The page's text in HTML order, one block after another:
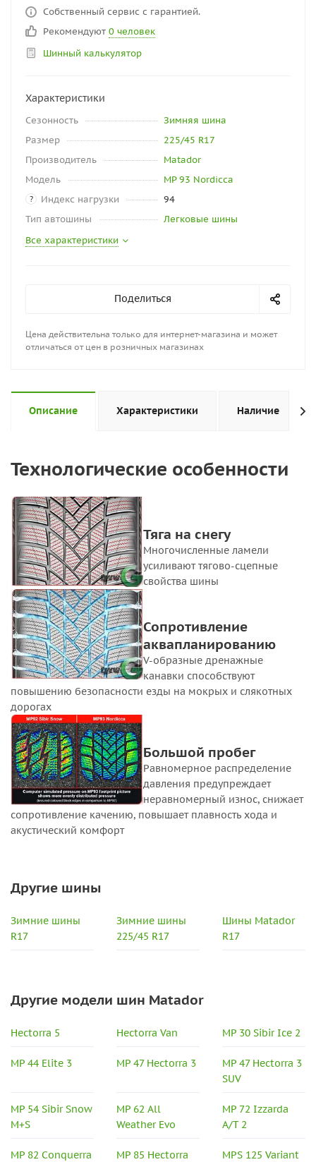
Собственный сервис с гарантией.
Рекомендуют 0 человек
Шинный калькулятор
Характеристики
Сезонность
Зимняя шина
Размер
225/45 R17
Производитель
Matador
Модель
MP 93 Nordicca
? Индекс нагрузки
94
Тип автошины
Легковые шины
Все характеристики
Поделиться
Цена действительна только для интернет-магазина и может
отличаться от цен в розничных магазинах
Описание Характеристики Наличие
Технологические особенности
Тяга на снегу
Многочисленные ламели
усиливают тягово-сцепные
свойства шины
Сопротивление
аквапланированию
V-образные дренажные
канавки способствуют
повышению безопасности езды на мокрых и слякотных
дорогах
Большой пробег
Равномерное распределение
давления предупреждает
неравномерный износ, снижает
сопротивление качению, повышает плавность хода и
акустический комфорт
Другие шины
Зимние шины
R17
Зимние шины
225/45 R17
Шины Matador
R17
Другие модели шин Matador
Hectorra 5 Hectorra Van MP 30 Sibir Ice 2
MP 44 Elite 3 MP 47 Hectorra 3
MP 47 Hectorra 3
SUV
MP 54 Sibir Snow
M+S
MP 62 All
Weather Evo
MP 72 Izzarda
A/T 2
MP 82 Conquerra MP 85 Hectorra MPS 125 Variant